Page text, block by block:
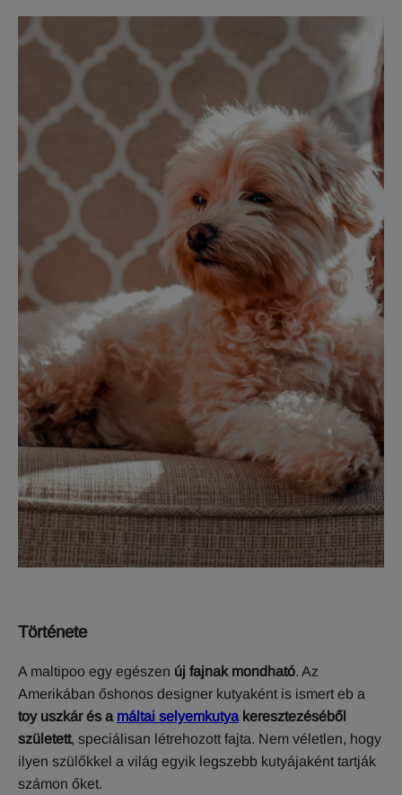
Története
A maltipoo egy egészen új fajnak mondható. Az
Amerikában őshonos designer kutyaként is ismert eb a
toy uszkár és a máltai selyemkutyakeresztezéséből
született, speciálisan létrehozott fajta. Nem véletlen, hogy
ilyen szülőkkel a világ egyik legszebb kutyájaként tartják
számon őket.